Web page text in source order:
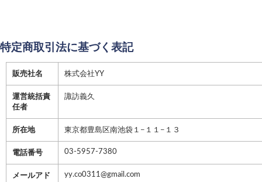
特定商取引法に基づく表記
販売社名 株式会社YY
運営統括責
任者
諏訪義久
所在地 東京都豊島区南池袋１−１１−１３
電話番号 03-5957-7380
メールアド
yy.co0311@gmail.com